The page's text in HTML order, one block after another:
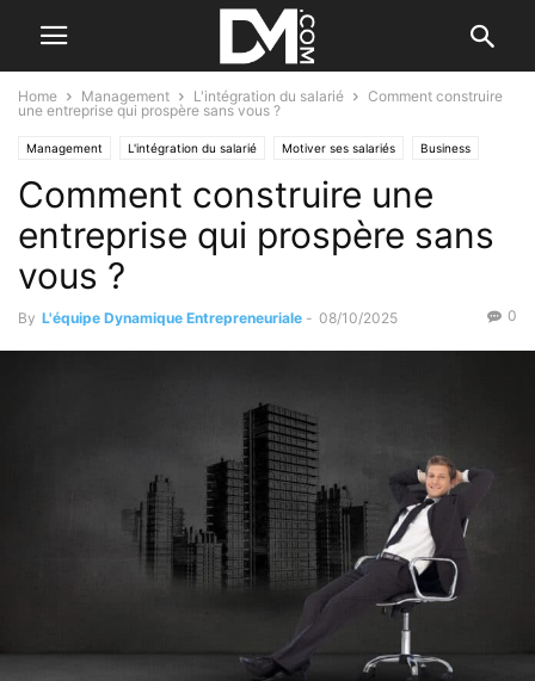
Home Management L'intégration du salarié
Comment construire
une entreprise qui prospère sans vous ?
Management L'intégration du salarié Motiver ses salariés Business
Valorisation d'entreprise
Comment construire une
entreprise qui prospère sans
vous ?
By L'équipe Dynamique Entrepreneuriale - 08/10/2025 0